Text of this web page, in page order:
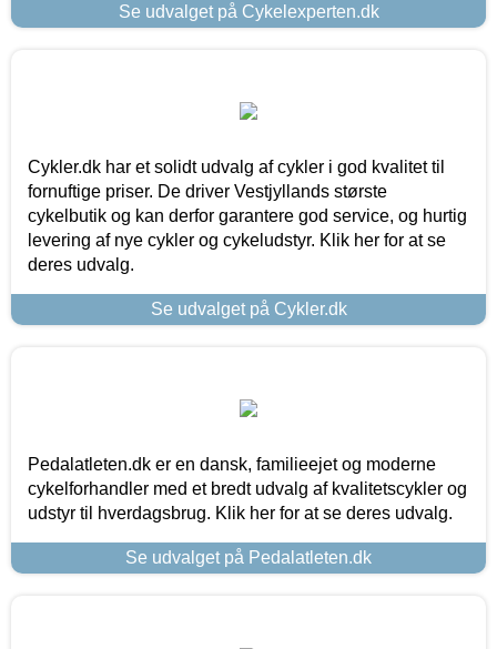
Se udvalget på Cykelexperten.dk
Cykler.dk har et solidt udvalg af cykler i god kvalitet til
fornuftige priser. De driver Vestjyllands største
cykelbutik og kan derfor garantere god service, og hurtig
levering af nye cykler og cykeludstyr. Klik her for at se
deres udvalg.
Se udvalget på Cykler.dk
Pedalatleten.dk er en dansk, familieejet og moderne
cykelforhandler med et bredt udvalg af kvalitetscykler og
udstyr til hverdagsbrug. Klik her for at se deres udvalg.
Se udvalget på Pedalatleten.dk